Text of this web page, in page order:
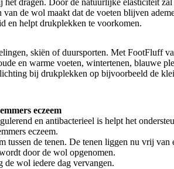
de wol maakt dat de voeten blijven
en helpt drukplekken te voorkomen.
skiën of duursporten. Met FootFluff
en warme voeten, wintertenen, blauwe
bij drukplekken op bijvoorbeeld de
eczeem
en antibacterieel is helpt het
eczeem.
tussen de tenen. De tenen liggen nu vrij van
door de wol opgenomen.
de wol iedere dag vervangen.